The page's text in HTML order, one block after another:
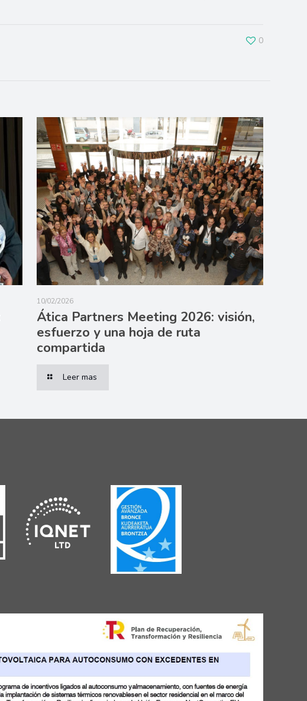
0
10/02/2026
Ática Partners Meeting 2026: visión,
esfuerzo y una hoja de ruta
compartida
Leer mas